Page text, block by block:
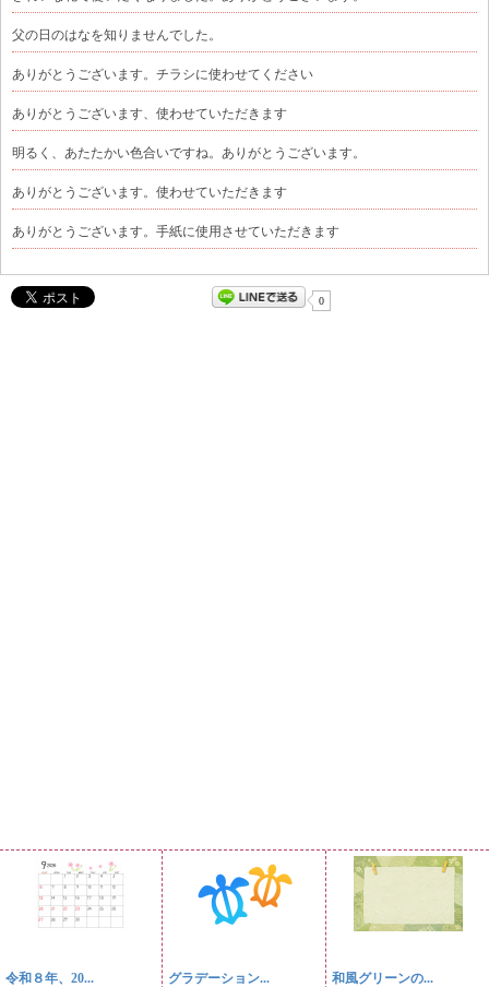
父の日のはなを知りませんでした。
ありがとうございます。チラシに使わせてください
ありがとうございます、使わせていただきます
明るく、あたたかい色合いですね。ありがとうございます。
ありがとうございます。使わせていただきます
ありがとうございます。手紙に使用させていただきます
0
令和８年、20... グラデーション... 和風グリーンの...